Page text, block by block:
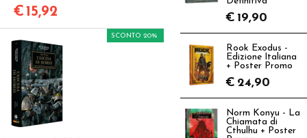
€ 15,92
SCONTO 20%
€ 19,90
Rook Exodus -
Edizione Italiana
+ Poster Promo
€ 24,90
Norm Konyu - La
Chiamata di
Cthulhu + Poster